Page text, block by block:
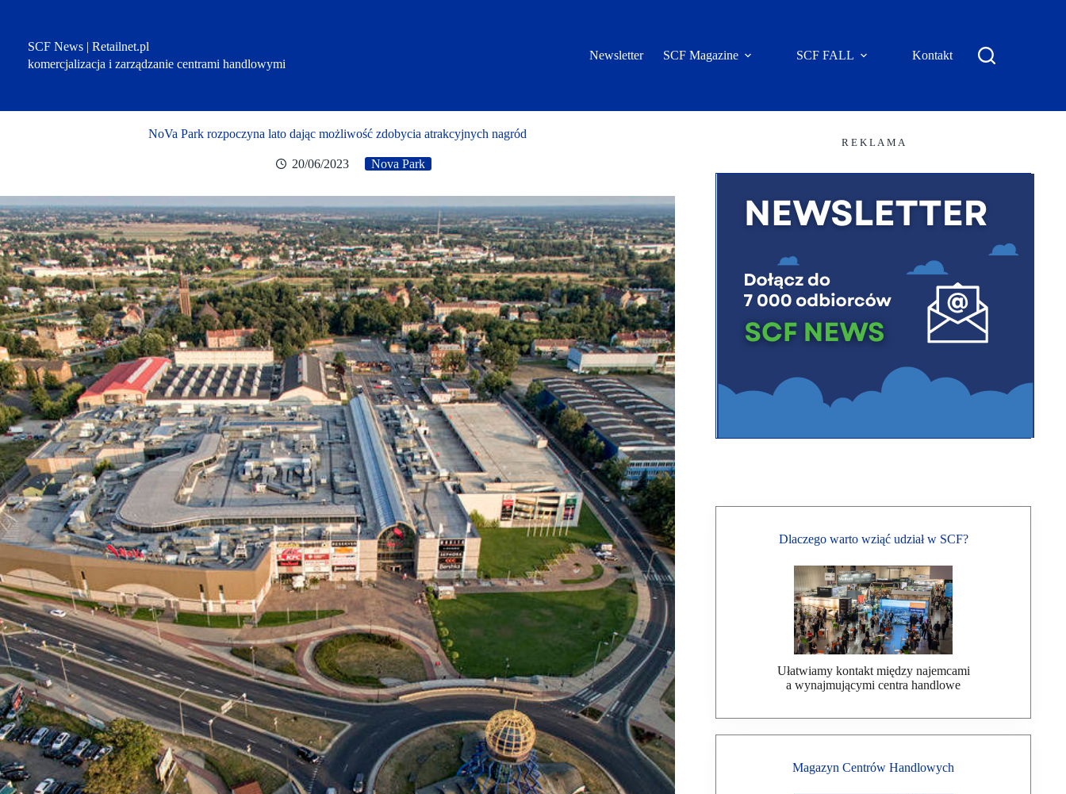
SCF News | Retailnet.pl
komercjalizacja i zarządzanie centrami handlowymi
Newsletter SCF Magazine SCF FALL Kontakt
NoVa Park rozpoczyna lato dając możliwość zdobycia atrakcyjnych nagród
20/06/2023 Nova Park
R E K L A M A
Dlaczego warto wziąć udział w SCF?
Ułatwiamy kontakt między najemcami
a wynajmującymi centra handlowe
Magazyn Centrów Handlowych